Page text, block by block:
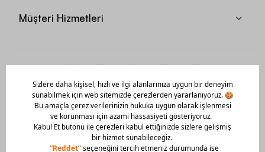
Müşteri Hizmetleri
Mobil Uygulamamızı Hemen İndir!